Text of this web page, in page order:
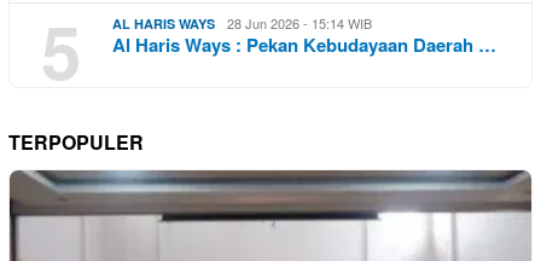
5 AL HARIS WAYS 28 Jun 2026 - 15:14 WIB
Al Haris Ways : Pekan Kebudayaan Daerah …
TERPOPULER